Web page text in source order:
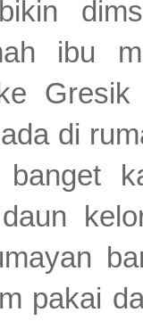
ibu
di
pakai